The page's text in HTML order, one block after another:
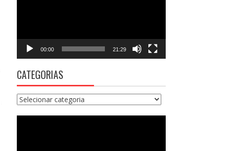
00:00 21:29
CATEGORIAS
Categorias